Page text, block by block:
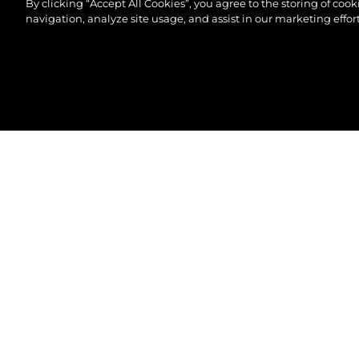
By clicking “Accept All Cookies”, you agree to the storing of
navigation, analyze site usage, and assist in our marketing